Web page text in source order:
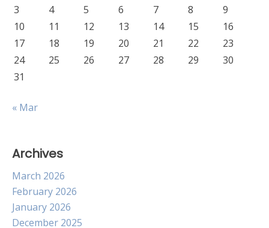
3
4 5 6 7 8
9
10
11 12 13 14 15
16
17
18 19 20 21 22
23
24
25 26 27 28 29
30
31
« Mar
Archives
March 2026
February 2026
January 2026
December 2025